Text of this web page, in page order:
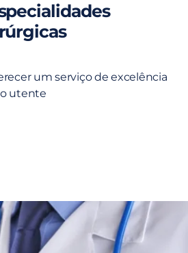
um serviço de excelência
utente